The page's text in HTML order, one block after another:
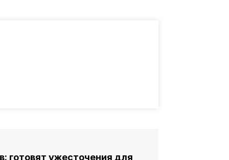
готовят ужесточения для